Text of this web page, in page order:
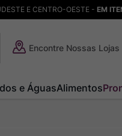
E CENTRO-OESTE - EM
Encontre Nossas Lojas
e ÁguasAlimentos